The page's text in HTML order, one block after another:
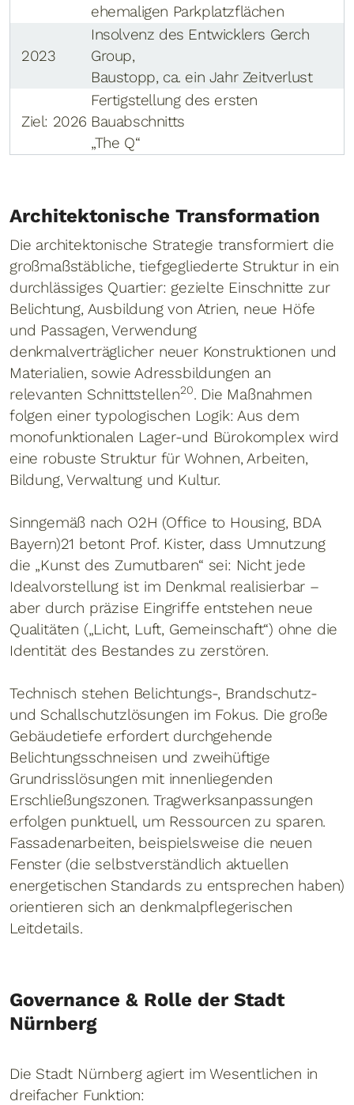
ehemaligen Parkplatzflächen
2023
Insolvenz des Entwicklers Gerch
Group,
Baustopp, ca. ein Jahr Zeitverlust
Ziel: 2026
Fertigstellung des ersten
Bauabschnitts
„The Q“
Architektonische Transformation
Die architektonische Strategie transformiert die
großmaßstäbliche, tiefgegliederte Struktur in ein
durchlässiges Quartier: gezielte Einschnitte zur
Belichtung, Ausbildung von Atrien, neue Höfe
und Passagen, Verwendung
denkmalverträglicher neuer Konstruktionen und
Materialien, sowie Adressbildungen an
relevanten Schnittstellen20. Die Maßnahmen
folgen einer typologischen Logik: Aus dem
monofunktionalen Lager-und Bürokomplex wird
eine robuste Struktur für Wohnen, Arbeiten,
Bildung, Verwaltung und Kultur.
Sinngemäß nach O2H (Office to Housing, BDA
Bayern)21 betont Prof. Kister, dass Umnutzung
die „Kunst des Zumutbaren“ sei: Nicht jede
Idealvorstellung ist im Denkmal realisierbar –
aber durch präzise Eingriffe entstehen neue
Qualitäten („Licht, Luft, Gemeinschaft“) ohne die
Identität des Bestandes zu zerstören.
Technisch stehen Belichtungs-, Brandschutz-
und Schallschutzlösungen im Fokus. Die große
Gebäudetiefe erfordert durchgehende
Belichtungsschneisen und zweihüftige
Grundrisslösungen mit innenliegenden
Erschließungszonen. Tragwerksanpassungen
erfolgen punktuell, um Ressourcen zu sparen.
Fassadenarbeiten, beispielsweise die neuen
Fenster (die selbstverständlich aktuellen
energetischen Standards zu entsprechen haben)
orientieren sich an denkmalpflegerischen
Leitdetails.
Governance & Rolle der Stadt
Nürnberg
Die Stadt Nürnberg agiert im Wesentlichen in
dreifacher Funktion: